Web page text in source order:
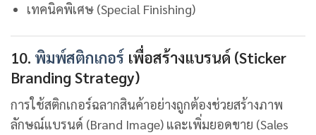
เทคนิคพิเศษ (Special Finishing)
10. พิมพ์สติกเกอร์ เพื่อสร้างแบรนด์ (Sticker
Branding Strategy)
การใช้สติกเกอร์ฉลากสินค้าอย่างถูกต้องช่วยสร้างภาพ
ลักษณ์แบรนด์ (Brand Image) และเพิ่มยอดขาย (Sales